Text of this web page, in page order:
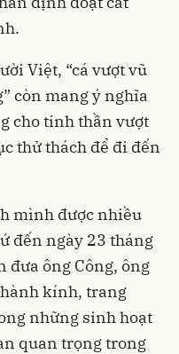
Việt, “cá vượt vũ
còn mang ý nghĩa
cho tinh thần vượt
thử thách để đi đến
mình được nhiều
đến ngày 23 tháng
đưa ông Công, ông
kính, trang
những sinh hoạt
quan trọng trong